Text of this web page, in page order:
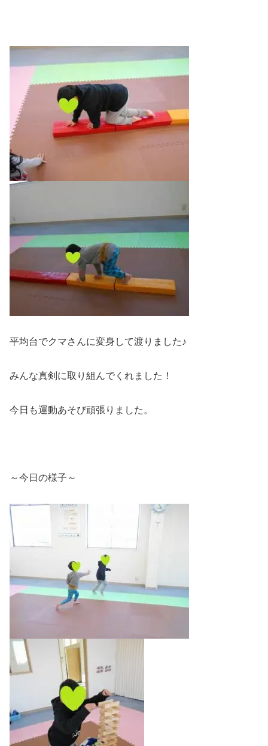
平均台でクマさんに変身して渡りました♪
みんな真剣に取り組んでくれました！
今日も運動あそび頑張りました。
～今日の様子～